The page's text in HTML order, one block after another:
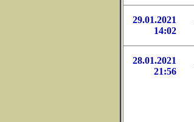
29.01.2021
14:02
28.01.2021
21:56